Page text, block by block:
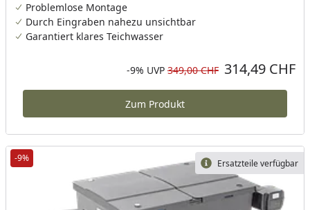
Problemlose Montage
Durch Eingraben nahezu unsichtbar
Garantiert klares Teichwasser
Rabatt in Prozent
-9%
Ursprünglicher Preis
UVP 349,00 CHF
Aktueller Preis 314,49 CHF
Zum Produkt
-9% Ersatzteile verfügbar